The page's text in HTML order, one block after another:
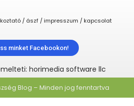
/ ászf / impresszum / kapcsolat
minket Facebookon!
horimedia software llc
Blog – Minden jog fenntartva